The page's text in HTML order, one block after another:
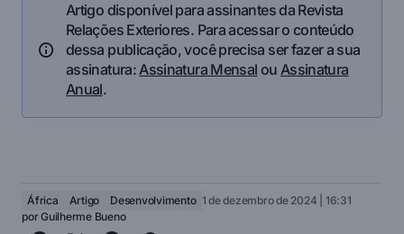
Artigo disponível para assinantes da Revista
Relações Exteriores. Para acessar o conteúdo
dessa publicação, você precisa ser fazer a sua
assinatura:Assinatura Mensal ou Assinatura
Anual.
África Artigo Desenvolvimento 1 de dezembro de 2024 | 16:31
porGuilherme Bueno